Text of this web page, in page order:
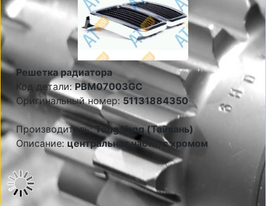
Решетка радиатора
Код детали:PBM07003GC
Оригинальный номер:51131884350
Производитель:Tong Yang (Тайвань)
Описание:центральная часть, с хромом